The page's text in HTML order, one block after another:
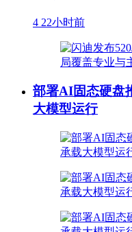
4 22小时前
部署AI固态硬盘
大模型运行